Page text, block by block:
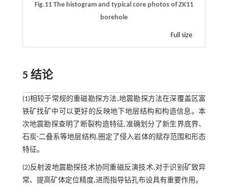
Fig.11 The histogram and typical core photos of ZK11
borehole
Full size
5 结论
(1)相较于常规的重磁勘探方法,地震勘探方法在深覆盖区富
铁矿找矿中可以更好的反映地下地层结构和构造信息。本
次地震勘探查明了断裂构造特征,准确划分了新生界底界、
石炭-二叠系等地层结构,圈定了侵入岩体的赋存范围和形态
特征。
(2)反射波地震勘探技术协同重磁反演技术,对于识别矿致异
常、提高矿体定位精度,进而指导钻孔布设具有重要作用。